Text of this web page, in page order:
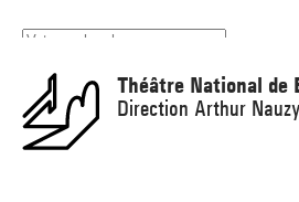
Théâtre National de
Direction Arthur